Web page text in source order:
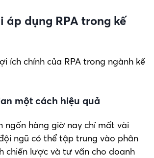
áp dụng RPA trong kế
ích chính của RPA trong ngành kế
một cách hiệu quả
ngốn hàng giờ nay chỉ mất vài
ngũ có thể tập trung vào phân
chiến lược và tư vấn cho doanh